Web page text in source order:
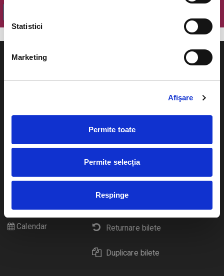
Statistici
Marketing
Afişare
Permite toate
Permite selecția
Respinge
Cum comand bilete?
eBilet printat acasa
Returnare bilete
Duplicare bilete
festivaluri
Pentru copii
Diverse
Calendar